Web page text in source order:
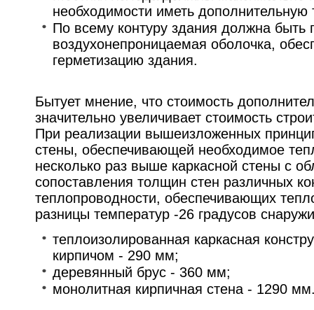
необходимости иметь
По всему контуру здания должна быть
воздухонепроницаемая оболочка,
герметизацию здания.
Бытует мнение, что стоимость
значительно увеличивает стоимость
При реализации вышеизложенных
стены, обеспечивающей необходимое
несколько раз выше каркасной стены с
сопоставления толщин стен различных
теплопроводности, обеспечивающих
разницы температур -26 градусов
теплоизолированная каркасная
кирпичом - 290 мм;
деревянный брус - 360 мм;
монолитная кирпичная стена - 1290